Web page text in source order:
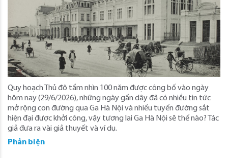
Quy hoạch Thủ đô tầm nhìn 100 năm được công bố vào ngày
hôm nay (29/6/2026), những ngày gần dây đã có nhiều tin tức
mở rộng con đường qua Ga Hà Nội và nhiều tuyến đường sắt
hiện đại được khởi công, vậy tương lai Ga Hà Nội sẽ thế nào? Tác
giả đưa ra vài giả thuyết và ví dụ.
Phản biện